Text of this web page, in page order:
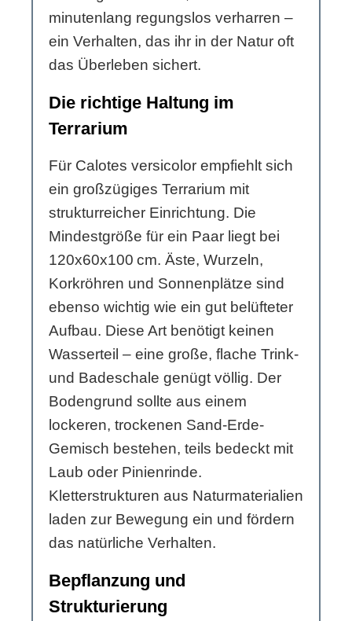
minutenlang regungslos verharren –
ein Verhalten, das ihr in der Natur oft
das Überleben sichert.
Die richtige Haltung im
Terrarium
Für Calotes versicolor empfiehlt sich
ein großzügiges Terrarium mit
strukturreicher Einrichtung. Die
Mindestgröße für ein Paar liegt bei
120x60x100 cm. Äste, Wurzeln,
Korkröhren und Sonnenplätze sind
ebenso wichtig wie ein gut belüfteter
Aufbau. Diese Art benötigt keinen
Wasserteil – eine große, flache Trink-
und Badeschale genügt völlig. Der
Bodengrund sollte aus einem
lockeren, trockenen Sand-Erde-
Gemisch bestehen, teils bedeckt mit
Laub oder Pinienrinde.
Kletterstrukturen aus Naturmaterialien
laden zur Bewegung ein und fördern
das natürliche Verhalten.
Bepflanzung und
Strukturierung